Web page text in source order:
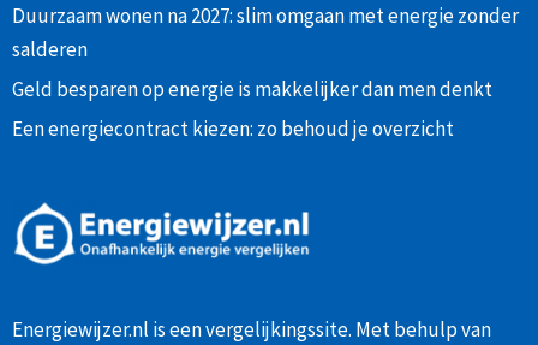
Duurzaam wonen na 2027: slim omgaan met energie zonder
salderen
Geld besparen op energie is makkelijker dan men denkt
Een energiecontract kiezen: zo behoud je overzicht
Energiewijzer.nl is een vergelijkingssite. Met behulp van